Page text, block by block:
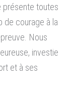
présente toutes
de courage à la
Nous
investie
et à ses